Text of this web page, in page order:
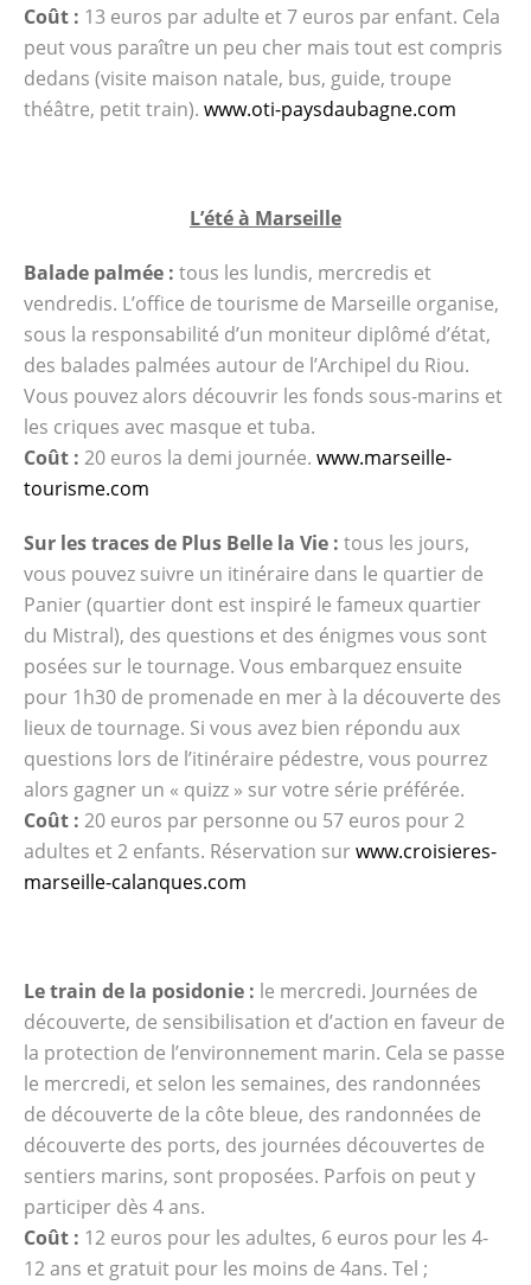
Coût : 13 euros par adulte et 7 euros par enfant. Cela
peut vous paraître un peu cher mais tout est compris
dedans (visite maison natale, bus, guide, troupe
théâtre, petit train). www.oti-paysdaubagne.com
L’été à Marseille
Balade palmée : tous les lundis, mercredis et
vendredis. L’office de tourisme de Marseille organise,
sous la responsabilité d’un moniteur diplômé d’état,
des balades palmées autour de l’Archipel du Riou.
Vous pouvez alors découvrir les fonds sous-marins et
les criques avec masque et tuba.
Coût : 20 euros la demi journée. www.marseille-
tourisme.com
Sur les traces de Plus Belle la Vie : tous les jours,
vous pouvez suivre un itinéraire dans le quartier de
Panier (quartier dont est inspiré le fameux quartier
du Mistral), des questions et des énigmes vous sont
posées sur le tournage. Vous embarquez ensuite
pour 1h30 de promenade en mer à la découverte des
lieux de tournage. Si vous avez bien répondu aux
questions lors de l’itinéraire pédestre, vous pourrez
alors gagner un « quizz » sur votre série préférée.
Coût : 20 euros par personne ou 57 euros pour 2
adultes et 2 enfants. Réservation surwww.croisieres-
marseille-calanques.com
Le train de la posidonie : le mercredi. Journées de
découverte, de sensibilisation et d’action en faveur de
la protection de l’environnement marin. Cela se passe
le mercredi, et selon les semaines, des randonnées
de découverte de la côte bleue, des randonnées de
découverte des ports, des journées découvertes de
sentiers marins, sont proposées. Parfois on peut y
participer dès 4 ans.
Coût : 12 euros pour les adultes, 6 euros pour les 4-
12 ans et gratuit pour les moins de 4ans. Tel ;